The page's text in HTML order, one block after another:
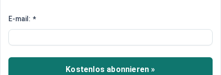
Historische Bauwerke werden veräußert
Geldnot: Italien verkauft
Kolosseum in Rom an Modezar
Viele italienische Regionen sind von der
E-mail: *
Kostenlos abonnieren »